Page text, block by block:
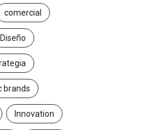
comercial
Diseño
brands
Innovation